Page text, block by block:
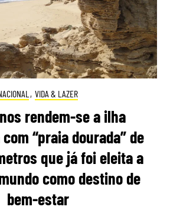
, VIDA & LAZER
rendem-se a ilha
“praia dourada” de
que já foi eleita a
como destino de
bem-estar